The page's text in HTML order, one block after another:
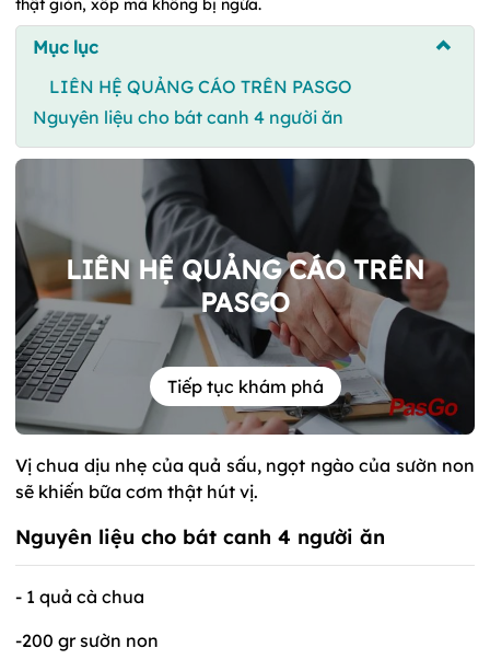
Mục lục
LIÊN HỆ QUẢNG CÁO TRÊN PASGO
Nguyên liệu cho bát canh 4 người ăn
LIÊN HỆ QUẢNG CÁO TRÊN
PASGO
Tiếp tục khám phá
Vị chua dịu nhẹ của quả sấu, ngọt ngào của sườn non
sẽ khiến bữa cơm thật hút vị.
Nguyên liệu cho bát canh 4 người ăn
- 1 quả cà chua
-200 gr sườn non